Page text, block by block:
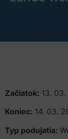
Začiatok: 13.
Koniec: 14. 03.
Typ podujatia: